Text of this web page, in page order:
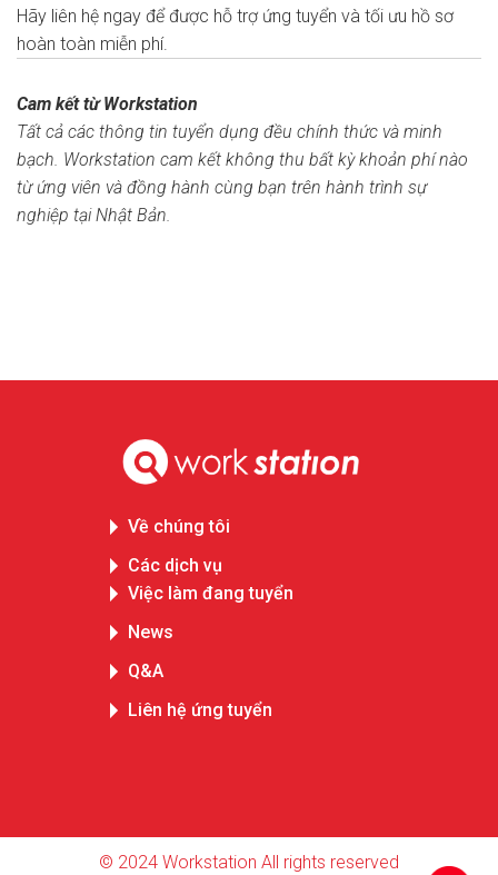
Hãy liên hệ ngay để được hỗ trợ ứng tuyển và tối ưu hồ sơ
hoàn toàn miễn phí.
Cam kết từ Workstation
Tất cả các thông tin tuyển dụng đều chính thức và minh
bạch. Workstation cam kết không thu bất kỳ khoản phí nào
từ ứng viên và đồng hành cùng bạn trên hành trình sự
nghiệp tại Nhật Bản.
Về chúng tôi
Các dịch vụ
Việc làm đang tuyển
News
Q&A
Liên hệ ứng tuyển
© 2024 Workstation All rights reserved